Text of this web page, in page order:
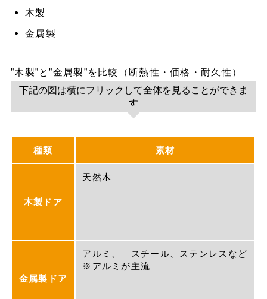
木製
金属製
”木製”と”金属製”を比較（断熱性・価格・耐久性）
下記の図は横にフリックして全体を見ることができま
す
種類 素材
木製ドア
天然木
金属製ドア
アルミ、 スチール、ステンレスなど
※アルミが主流